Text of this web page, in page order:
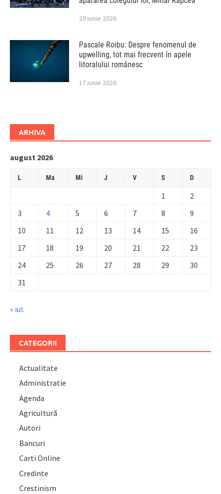
29 iunie 2026
Pascale Roibu: Despre fenomenul de
upwelling, tot mai frecvent în apele
litoralului românesc
17 iunie 2026
ARHIVA
august 2026
L Ma Mi J V S D
1
2
3
4 5 6 7 8
9
10
11 12 13 14 15
16
17
18 19 20 21 22
23
24
25 26 27 28 29
30
31
« iul.
CATEGORII
Actualitate
Administratie
Agenda
Agricultură
Autori
Bancuri
Carti Online
Credinte
Crestinism